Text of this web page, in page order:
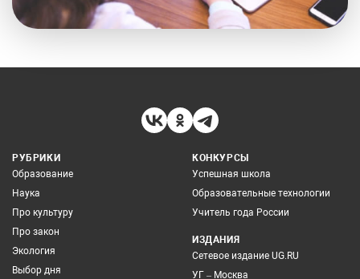
РУБРИКИ
Образование
Наука
Про культуру
Про закон
Экология
Выбор дня
КОНКУРСЫ
Успешная школа
Образовательные технологии
Учитель года России
ИЗДАНИЯ
Сетевое издание UG.RU
УГ – Москва